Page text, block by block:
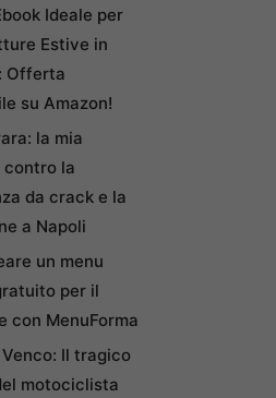
Ideale per
Estive in
Offerta
su Amazon!
la mia
la
da crack e la
a Napoli
un menu
per il
con MenuForma
Il tragico
motociclista